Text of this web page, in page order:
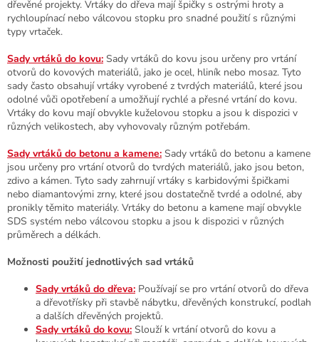
r
v
v
ý
p
i
s
u
dřevěné projekty. Vrtáky do dřeva mají špičky s ostrými hroty a
rychloupínací nebo válcovou stopku pro snadné použití s různými
typy vrtaček.
Sady vrtáků do kovu: Sady vrtáků do kovu jsou určeny pro vrtání
otvorů do kovových materiálů, jako je ocel, hliník nebo mosaz. Tyto
sady často obsahují vrtáky vyrobené z tvrdých materiálů, které jsou
odolné vůči opotřebení a umožňují rychlé a přesné vrtání do kovu.
Vrtáky do kovu mají obvykle kuželovou stopku a jsou k dispozici v
různých velikostech, aby vyhovovaly různým potřebám.
Sady vrtáků do betonu a kamene: Sady vrtáků do betonu a kamene
jsou určeny pro vrtání otvorů do tvrdých materiálů, jako jsou beton,
zdivo a kámen. Tyto sady zahrnují vrtáky s karbidovými špičkami
nebo diamantovými zrny, které jsou dostatečně tvrdé a odolné, aby
pronikly těmito materiály. Vrtáky do betonu a kamene mají obvykle
SDS systém nebo válcovou stopku a jsou k dispozici v různých
průměrech a délkách.
Možnosti použití jednotlivých sad vrtáků
Sady vrtáků do dřeva: Používají se pro vrtání otvorů do dřeva
a dřevotřísky při stavbě nábytku, dřevěných konstrukcí, podlah
a dalších dřevěných projektů.
Sady vrtáků do kovu: Slouží k vrtání otvorů do kovu a